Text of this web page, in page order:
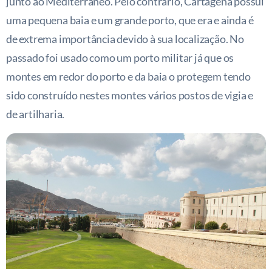
uma pequena baia e um grande porto, que era e ainda é
de extrema importância devido à sua localização. No
passado foi usado como um porto militar já que os
montes em redor do porto e da baia o protegem tendo
sido construído nestes montes vários postos de vigia e
de artilharia.